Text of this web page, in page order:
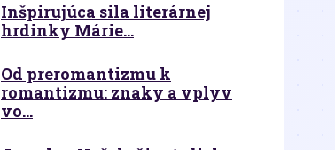
Inšpirujúca sila literárnej
hrdinky Márie...
Od preromantizmu k
romantizmu: znaky a vplyv
vo...